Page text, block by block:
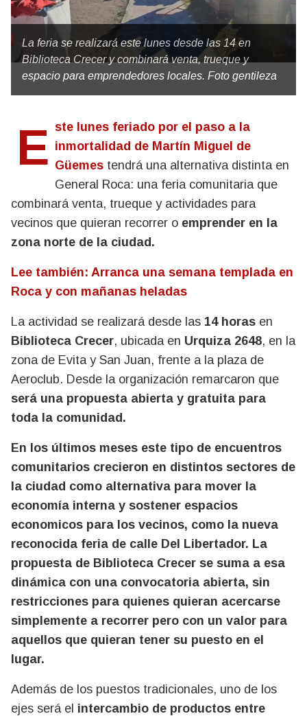
La feria se realizará este lunes desde las 14 en
Biblioteca Crecer y combinará venta, trueque y
espacio para emprendedores locales. Foto gentileza
Este lunes feriado por el paso a la inmortalidad de Martín Miguel de
Güemes tendrá una alternativa distinta en
General Roca: una feria comunitaria que
combinará venta, trueque y actividades para
vecinos que quieran recorrer o emprender en la
zona norte de la ciudad.
Lee también: Arranca una semana templada en
Roca y con mañanas heladas
La actividad se realizará desde las 14 horas en
Biblioteca Crecer, ubicada en Urquiza 2648, en la
zona de Evita y San Juan, frente a la plaza de
Aeroclub. Desde la organización remarcaron que
será una propuesta abierta y gratuita para
toda la comunidad.
En los últimos meses este tipo de encuentros
comunitarios crecieron en distintos sectores de
la ciudad como alternativa para mover la
economía interna y sostener espacios
economicos para los vecinos, como la nueva
reconocida feria de calle Del Libertador. La
propuesta de Biblioteca Crecer se suma a esa
dinámica con una convocatoria abierta, sin
restricciones para quienes quieran acercarse
simplemente a recorrer pero con un valor para
aquellos que quieran tener su puesto en el
lugar.
Además de los puestos tradicionales, uno de los
ejes será el intercambio de productos entre